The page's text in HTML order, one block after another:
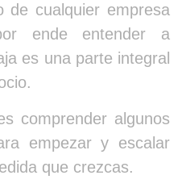
de cualquier empresa
ende entender a
es una parte integral
comprender algunos
empezar y escalar
que crezcas.